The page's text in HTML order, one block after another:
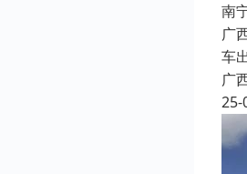
南
广
车
广
25-